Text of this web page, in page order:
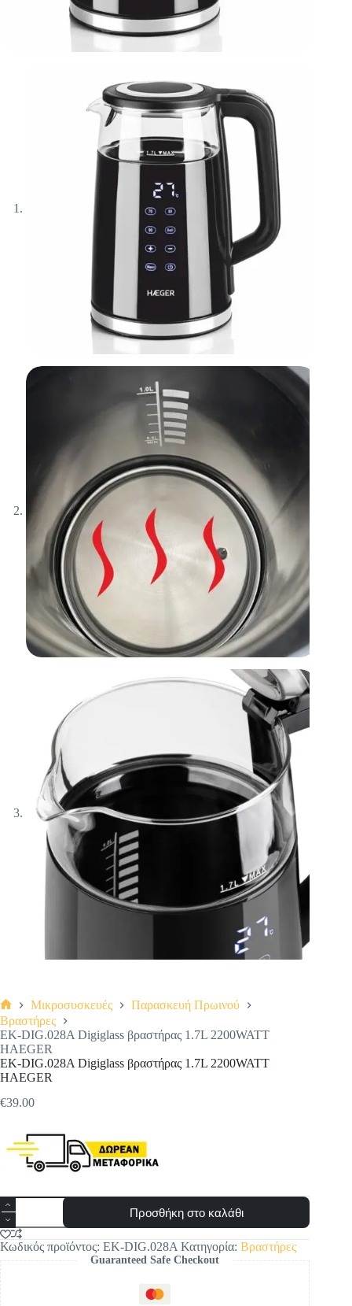
Αρχική
σελίδα
Μικροσυσκευές
Παρασκευή Πρωινού
Βραστήρες
EK-DIG.028A Digiglass βραστήρας 1.7L 2200WATT
HAEGER
EK-DIG.028A Digiglass βραστήρας 1.7L 2200WATT
HAEGER
€39.00
EK-
DIG.028A
Digiglass
βραστήρας
2200WATT
HAEGER
ποσότητα
Προσθήκη στο καλάθι
Κωδικός προϊόντος: EK-DIG.028A Κατηγορία: Βραστήρες
Guaranteed Safe Checkout